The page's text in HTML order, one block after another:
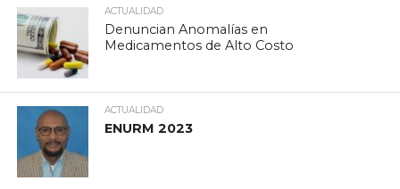
ACTUALIDAD
Denuncian Anomalías en
Medicamentos de Alto Costo
ACTUALIDAD
ENURM 2023